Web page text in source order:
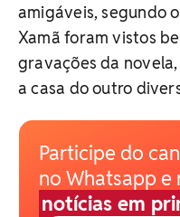
amigáveis, segundo
Xamã foram vistos
gravações da
a casa do outro
Participe do
no Whatsapp e
notícias em